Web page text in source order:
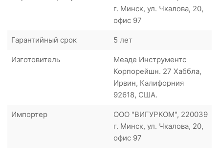
г. Минск, ул. Чкалова, 20,
офис 97
Гарантийный срок 5 лет
Изготовитель
Меаде Инструментс
Корпорейшн. 27 Хаббла,
Ирвин, Калифорния
92618, США.
Импортер
ООО "ВИГУРКОМ", 220039
г. Минск, ул. Чкалова, 20,
офис 97